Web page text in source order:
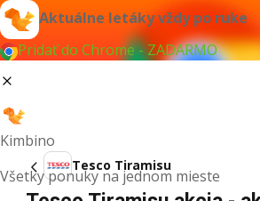
Aktuálne letáky vždy po ruke
Pridať do Chrome - ZADARMO
Kimbino
Všetky ponuky na jednom mieste
Tesco Tiramisu